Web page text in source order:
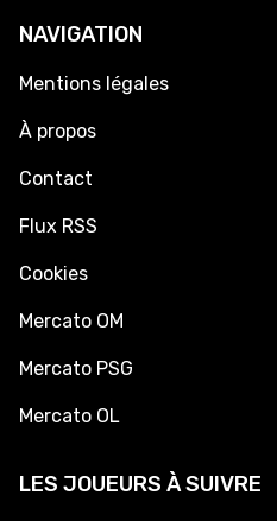
NAVIGATION
Mentions légales
À propos
Contact
Flux RSS
Cookies
Mercato OM
Mercato PSG
Mercato OL
LES JOUEURS À SUIVRE